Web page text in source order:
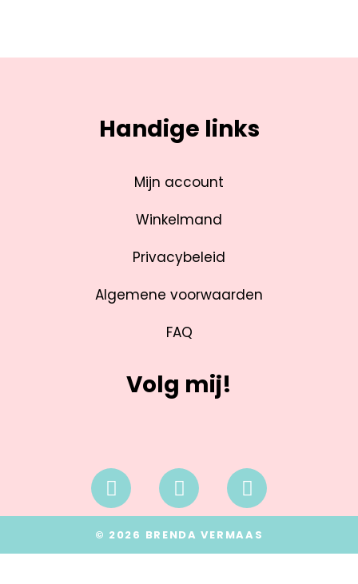
Handige links
Mijn account
Winkelmand
Privacybeleid
Algemene voorwaarden
FAQ
Volg mij!
© 2026 BRENDA VERMAAS